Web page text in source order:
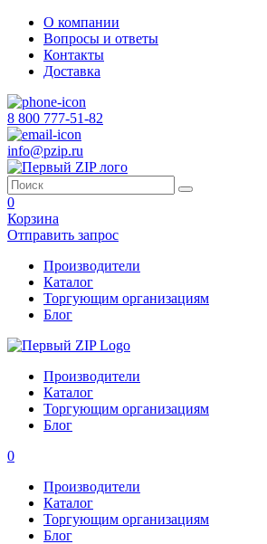
О компании
Вопросы и ответы
Контакты
Доставка
8 800 777-51-82
info@pzip.ru
0
Корзина
Отправить запрос
Производители
Каталог
Торгующим организациям
Блог
Производители
Каталог
Торгующим организациям
Блог
0
Производители
Каталог
Торгующим организациям
Блог